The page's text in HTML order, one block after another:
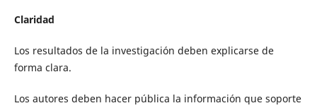
Claridad
Los resultados de la investigación deben explicarse de
forma clara.
Los autores deben hacer pública la información que soporte